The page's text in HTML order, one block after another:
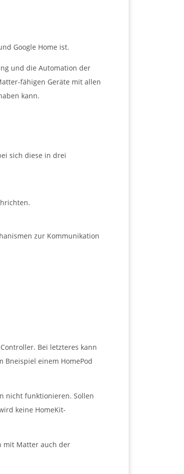
Google Home ist.
und die Automation der
fähigen Geräte mit allen
kann.
sich diese in drei
zur Kommunikation
Bei letzteres kann
Bneispiel einem HomePod
nicht funktionieren. Sollen
keine HomeKit-
mit Matter auch der